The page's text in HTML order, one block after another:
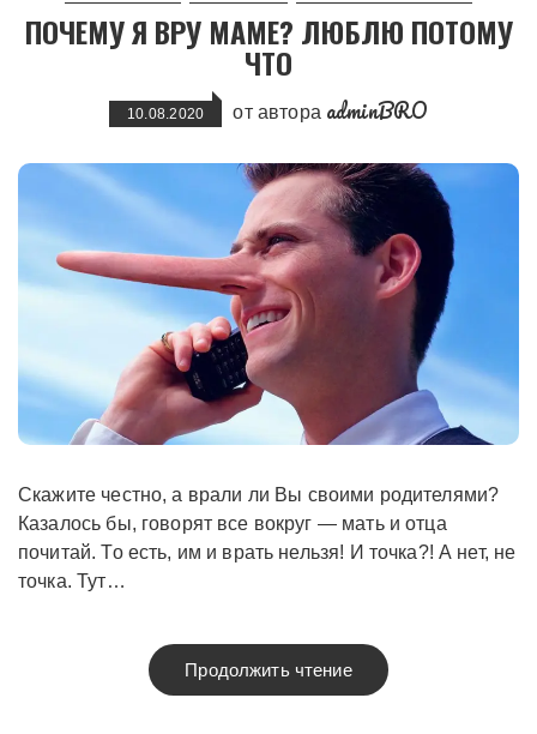
ПОЧЕМУ Я ВРУ МАМЕ? ЛЮБЛЮ ПОТОМУ
ЧТО
10.08.2020 от автора adminBRO
Скажите честно, а врали ли Вы своими родителями?
Казалось бы, говорят все вокруг — мать и отца
почитай. То есть, им и врать нельзя! И точка?! А нет, не
точка. Тут…
Продолжить чтение